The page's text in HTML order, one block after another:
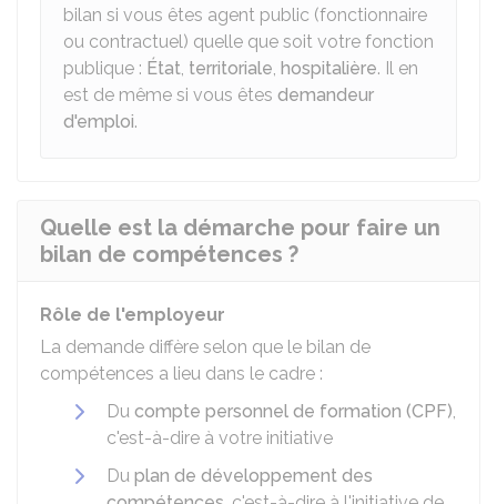
bilan si vous êtes agent public (fonctionnaire
ou contractuel) quelle que soit votre fonction
publique : État, territoriale, hospitalière. Il en
est de même si vous êtes demandeur
d'emploi.
Quelle est la démarche pour faire un
bilan de compétences ?
Rôle de l'employeur
La demande diffère selon que le bilan de
compétences a lieu dans le cadre :
Du compte personnel de formation (CPF),
c'est-à-dire à votre initiative
Du plan de développement des